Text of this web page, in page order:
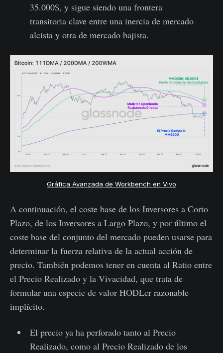
35.000$, y sigue siendo una frontera
transitoria clave entre una inercia de mercado
alcista y otra de mercado bajista.
Gráfica Avanzada de Workbench en Vivo
A continuación, el coste base de los Inversores a Corto
Plazo, de los Inversores a Largo Plazo, y por último el
coste base del conjunto del mercado pueden usarse para
determinar la fuerza relativa de la actual acción de
precio. También podemos tener en cuenta al Ratio entre
el Precio Realizado y la Vivacidad, que trata de
formular una especie de valor HODLer razonable
implícito.
El precio ya ha perforado tanto al Precio
Realizado, como al Precio Realizado de los